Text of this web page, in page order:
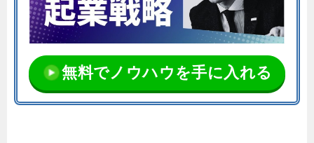
無料でノウハウを手に入れる